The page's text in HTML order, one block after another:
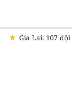
Gia Lai: 107